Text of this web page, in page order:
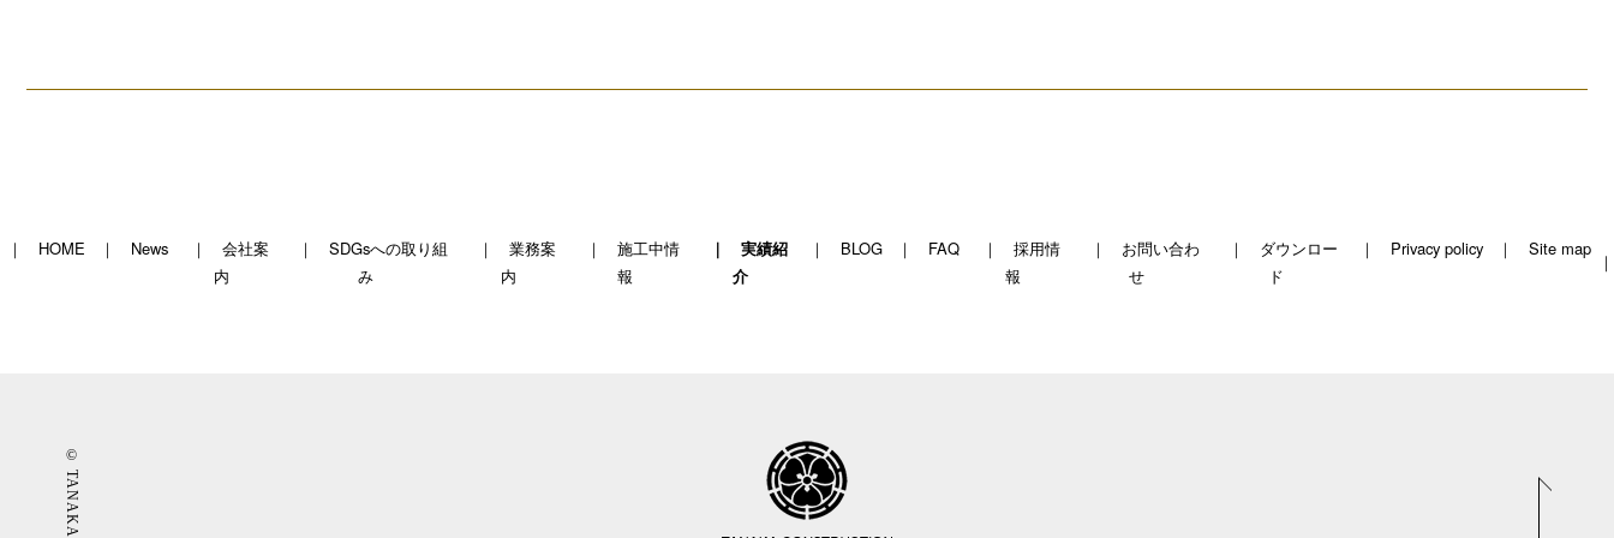
HOME News
会社案
内
SDGsへの取り組
み
業務案
内
施工中情
報
実績紹
介
BLOG FAQ
採用情
報
お問い合わ
せ
ダウンロー
ド
Privacy policy Site map